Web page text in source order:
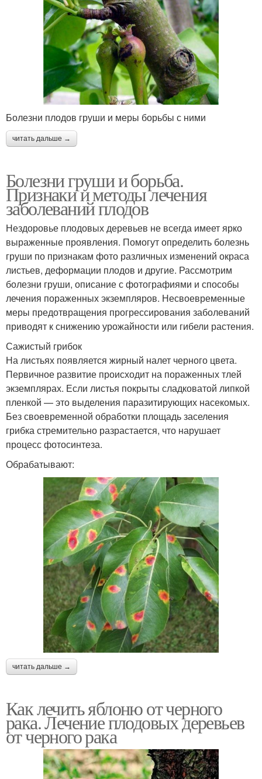
Болезни плодов груши и меры борьбы с ними
читать дальше →
Болезни груши и борьба.
Признаки и методы лечения
заболеваний плодов
Нездоровье плодовых деревьев не всегда имеет ярко
выраженные проявления. Помогут определить болезнь
груши по признакам фото различных изменений окраса
листьев, деформации плодов и другие. Рассмотрим
болезни груши, описание с фотографиями и способы
лечения пораженных экземпляров. Несвоевременные
меры предотвращения прогрессирования заболеваний
приводят к снижению урожайности или гибели растения.
Сажистый грибок
На листьях появляется жирный налет черного цвета.
Первичное развитие происходит на пораженных тлей
экземплярах. Если листья покрыты сладковатой липкой
пленкой — это выделения паразитирующих насекомых.
Без своевременной обработки площадь заселения
грибка стремительно разрастается, что нарушает
процесс фотосинтеза.
Обрабатывают:
читать дальше →
Как лечить яблоню от черного
рака. Лечение плодовых деревьев
от черного рака